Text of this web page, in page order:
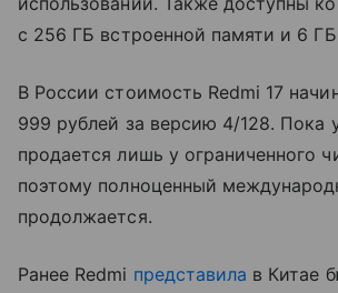
с 256 ГБ встроенной памяти и 6
В России стоимость Redmi 17
999 рублей за версию 4/128. Пока
продается лишь у ограниченного
поэтому полноценный
продолжается.
Ранее Redmi представила в Китае